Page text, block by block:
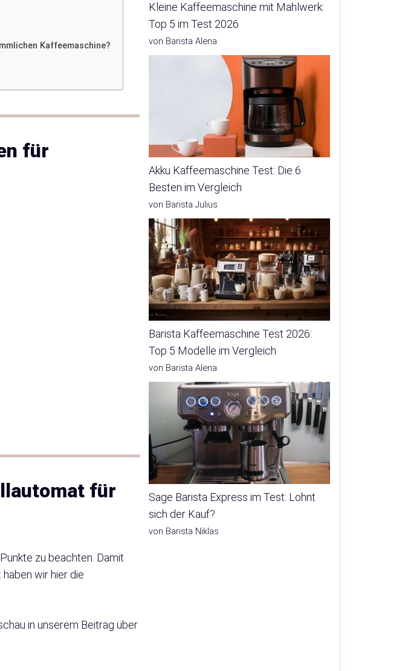
Kaffeemaschine?
für
für
zu beachten. Damit
wir hier die
in unserem Beitrag über
Kleine Kaffeemaschine mit Mahlwerk:
Top 5 im Test 2026
von Barista Alena
Akku Kaffeemaschine Test: Die 6
Besten im Vergleich
von Barista Julius
Barista Kaffeemaschine Test 2026:
Top 5 Modelle im Vergleich
von Barista Alena
Sage Barista Express im Test: Lohnt
sich der Kauf?
von Barista Niklas